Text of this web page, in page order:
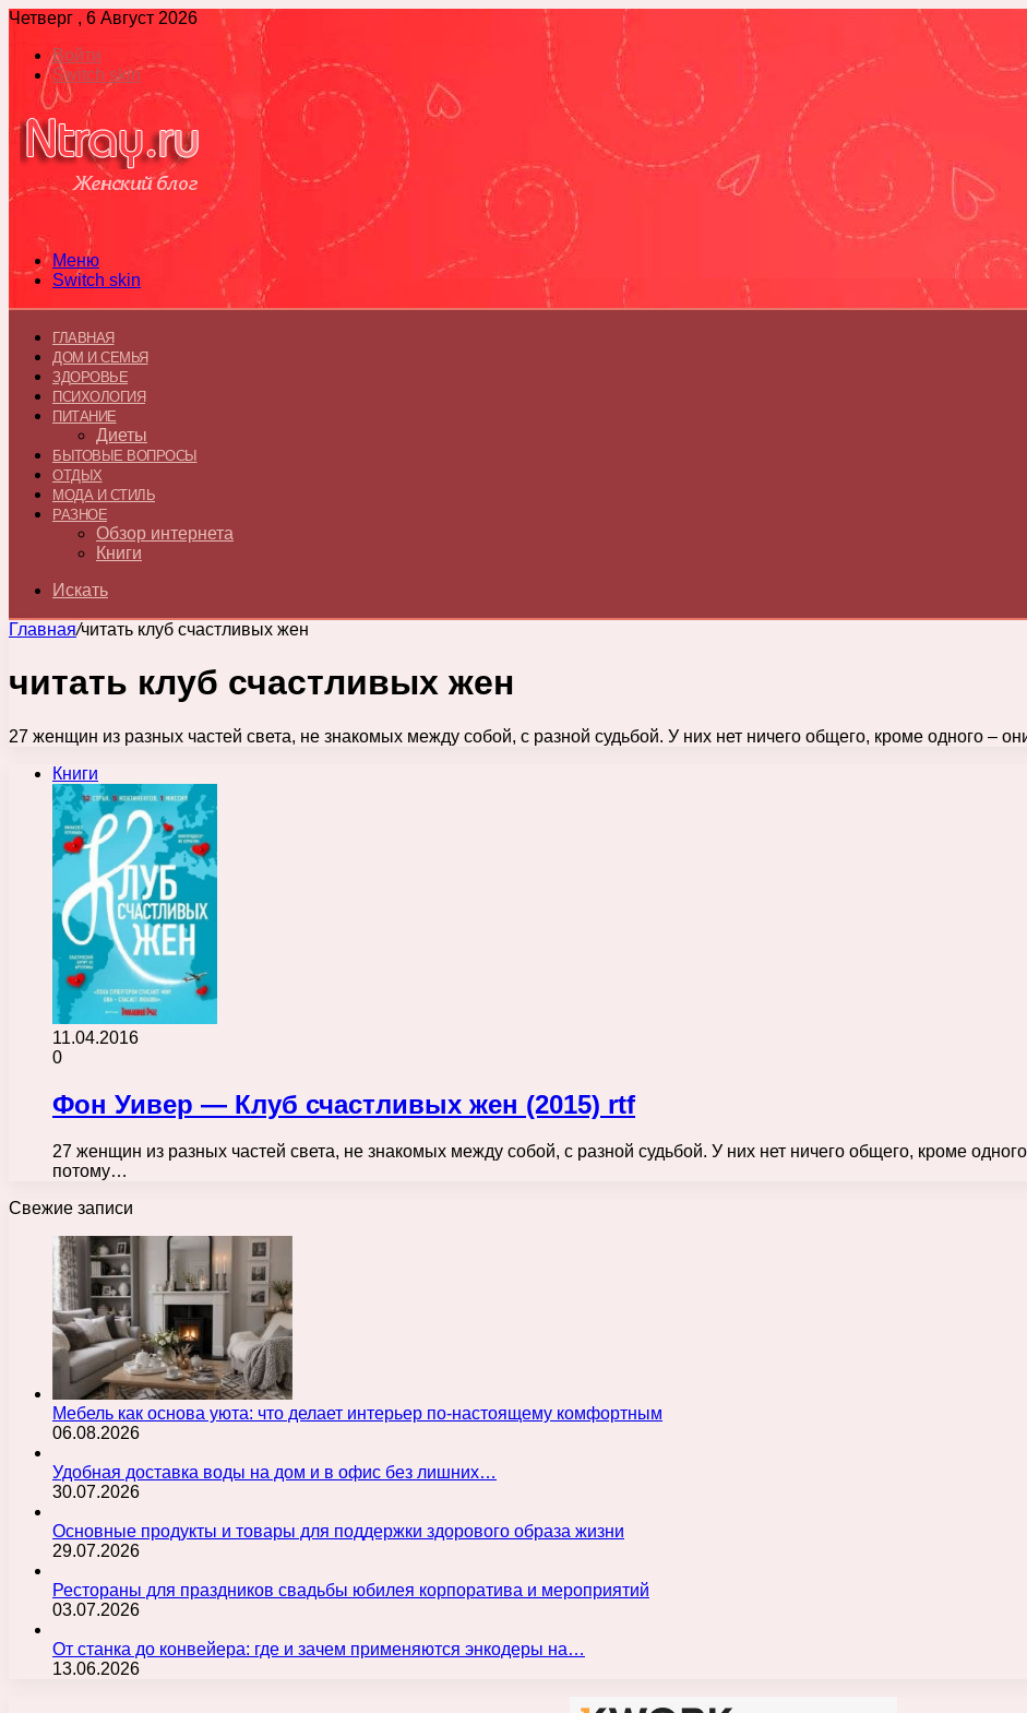
Четверг , 6 Август 2026
Войти
Switch skin
Меню
Switch skin
ГЛАВНАЯ
ДОМ И СЕМЬЯ
ЗДОРОВЬЕ
ПСИХОЛОГИЯ
ПИТАНИЕ
Диеты
БЫТОВЫЕ ВОПРОСЫ
ОТДЫХ
МОДА И СТИЛЬ
РАЗНОЕ
Обзор интернета
Книги
Искать
Главная/читать клуб счастливых жен
читать клуб счастливых жен
27 женщин из разных частей света, не знакомых между собой, с разной судьбой. У них нет ничего общего, кроме одного –
Книги
11.04.2016
0
Фон Уивер — Клуб счастливых жен (2015) rtf
27 женщин из разных частей света, не знакомых между собой, с разной судьбой. У них нет ничего общего, кроме
потому…
Свежие записи
Мебель как основа уюта: что делает интерьер по-настоящему комфортным
06.08.2026
Удобная доставка воды на дом и в офис без лишних…
30.07.2026
Основные продукты и товары для поддержки здорового образа жизни
29.07.2026
Рестораны для праздников свадьбы юбилея корпоратива и мероприятий
03.07.2026
От станка до конвейера: где и зачем применяются энкодеры на…
13.06.2026